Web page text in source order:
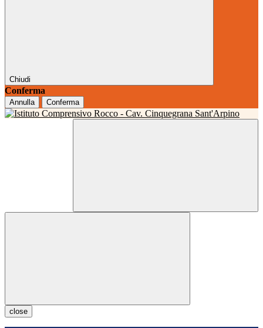
Chiudi
Conferma
Annulla Conferma
close